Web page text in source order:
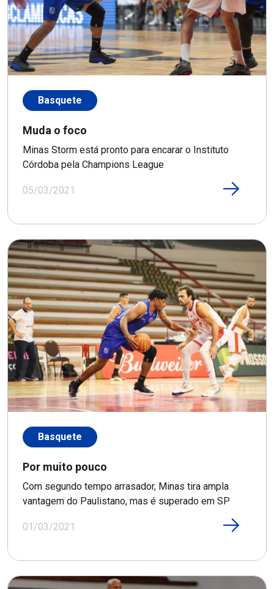
Basquete
Muda o foco
Minas Storm está pronto para encarar o Instituto
Córdoba pela Champions League
05/03/2021
Basquete
Por muito pouco
Com segundo tempo arrasador, Minas tira ampla
vantagem do Paulistano, mas é superado em SP
01/03/2021